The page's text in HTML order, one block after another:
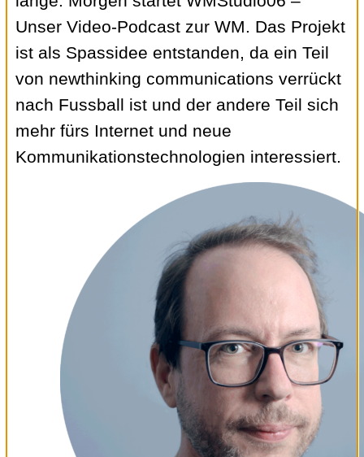
Unser Video-Podcast zur WM. Das Projekt
ist als Spassidee entstanden, da ein Teil
von newthinking communications verrückt
nach Fussball ist und der andere Teil sich
mehr fürs Internet und neue
Kommunikationstechnologien interessiert.